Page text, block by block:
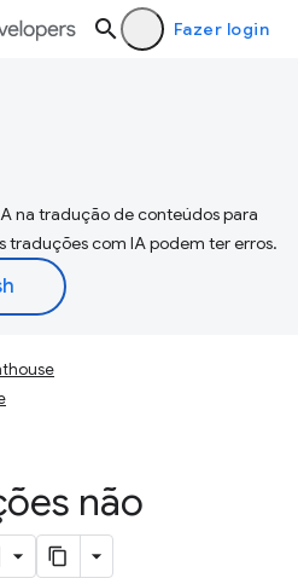
Fazer login
na tradução de conteúdos para
traduções com IA podem ter erros.
não